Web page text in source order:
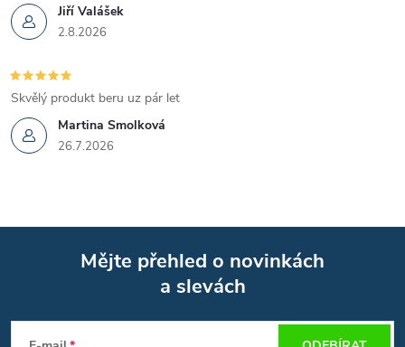
Jiří Valášek
2.8.2026
Martina Smolková
26.7.2026
Skvělý produkt beru uz pár let
Mějte přehled o novinkách
a slevách